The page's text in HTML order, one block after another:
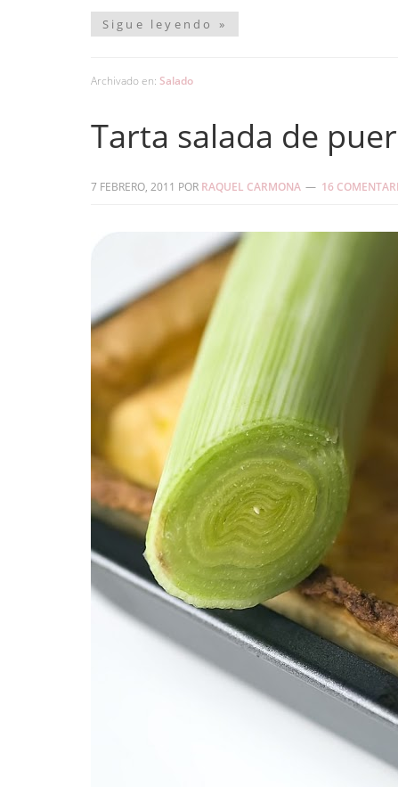
Sigue leyendo »
Archivado en: Salado
Tarta salada de
7 FEBRERO, 2011 POR RAQUEL CARMONA 16